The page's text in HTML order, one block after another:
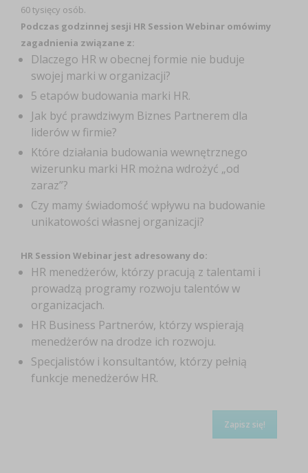
60 tysięcy osób.
Podczas godzinnej sesji HR Session Webinar omówimy
zagadnienia związane z:
Dlaczego HR w obecnej formie nie buduje
swojej marki w organizacji?
5 etapów budowania marki HR.
Jak być prawdziwym Biznes Partnerem dla
liderów w firmie?
Które działania budowania wewnętrznego
wizerunku marki HR można wdrożyć „od
zaraz”?
Czy mamy świadomość wpływu na budowanie
unikatowości własnej organizacji?
HR Session Webinar jest adresowany do:
HR menedżerów, którzy pracują z talentami i
prowadzą programy rozwoju talentów w
organizacjach.
HR Business Partnerów, którzy wspierają
menedżerów na drodze ich rozwoju.
Specjalistów i konsultantów, którzy pełnią
funkcje menedżerów HR.
Zapisz się!